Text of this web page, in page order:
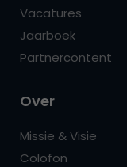
Vacatures
Jaarboek
Partnercontent
Over
Missie & Visie
Colofon